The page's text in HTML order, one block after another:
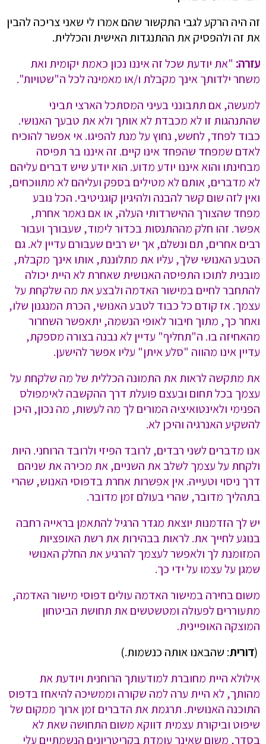
זה היה הרקע לגבי התקשור שהם אמרו לי שאני צריכה להבין
את זה ולהפסיק את ההתנגדות האישית והכללית.
עזרה: "את יודעת שכל זה איננו נכון כאמת יקומית ואת
משחר ילדותך אינך מקבלת ו/או מאמינה לכל ה"שטויות".
למעשה, אם תתבונני בעיני המסתכל הארצי תביני
שהתנהגות זו לא מכבדת לא אותך ולא את טבעך האנושי.
כבוד לפחד, לחשש, נחוץ על מנת להפיגו. אי אפשר להוכיח
לאדם שמפחד שהפחד אינו קיים. זה איננו בר תפיסה
מבחינתו והוא איננו יודע מדוע. הוא יודע שיש דברים עליהם
לא מדברים, אותם לא מטילים בספק ועליהם לא מתווכחים,
ואין לזה שום קשר להבנה ולהיגיון קוגניטיבי. הכל נובע
מפחד שהצורך ההישרדותי העלה, או אם נאמר אחרת,
אפשר. זהו חלק מההתנסות בכדור לימוד, שעבורך ועבור
רבים אחרים, תם ונשלם, אך יש רבים שעבורם עדיין לא. גם
הטבע האנושי שלך, עליו את מתלוננת, אותו אינך מקבלת,
מובנית לתוכו התפיסה האנושית שאחרת לא היית יכולה
להתחבר לחיים במישור האדמה ולבצע את מה שלקחת על
עצמך. אז קודם כל כבוד לטבע האנושי, הכרת המנגנון שלו,
ואחר כך, מתוך חיבור לאופי הנשמה, יתאפשר השחרור
מהאחיזה בו. ה"תחליף" עדיין לא נבנה בצורה מספקת,
עדיין אינו מהווה "סלע איתן" עליו אפשר להישען.
את מתקשה לראות את התמונה הכללית של מה שלקחת על
עצמך בכל תחום ובעצם פועלת דרך ההקשבה לאימפולס
הפנימי ולאינטואיציה המורים לך מה לעשות, מה נכון, היכן
להשקיע האנרגיה והיכן לא.
אנו מדברים לשני רבדים, לרובד הפיזי ולרובד הרוחני. היות
ולקחת על עצמך לשלב את השניים, את מכירה את שניהם
דרך ניסוי וטעייה. אין אפשרות אחרת בדפוסי האנוש, שהרי
בתהליך מדובר, שהרי בעולם זמן מדובר.
יש לך הזדמנות יוצאת מגדר הרגיל להתאמן בראייה רחבה
בנוגע לחייך את. לראות בבהירות את רשת האופציות
המזומנת לך ולאפשר לעצמך להרגיע את החלק האנושי
שמגן על עצמו על ידי כך.
משום בחירה במישור האדמה עולים דפוסי מישור האדמה,
מתעוררים לפעולה ומטשטשים את תחושת הביטחון
המוצקה האופיינית.
(דורית: שהבאנו אותה כנשמות.)
אילולא היית מחוברת למודעותך הרוחנית ויודעת את
מהותך, לא היית ערה למה שקורה וממשיכה להיאחז בדפוס
התוכנה האנושית. תרגמת את הדברים זמן ארוך ממקום של
שיפוט וביקורת עצמית דווקא משום התחושה שאת לא
בסדר, משום שאינך עומדת בקריטריונים הנשמתיים עלי